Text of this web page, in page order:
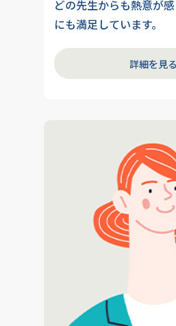
どの先生からも熱意が
にも満足しています。
詳細を見る